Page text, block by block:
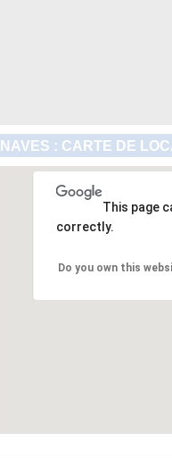
NAVES : CARTE DE
This page
correctly.
Do you own this